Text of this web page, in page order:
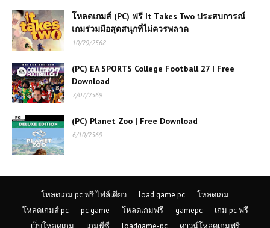
(PC) Assassin's Creed III
Remastered | Free Download
(PC) Total War WARHAMMER II |
Free Download
(PC) FIFA 15 PC | Free
(PC) Total War: Three Kingdoms |
Google Drive | MegaUp.net
โหลดเกมส์ (PC) ฟรี It Takes Two ประสบการณ์
เกมร่วมมือสุดสนุกที่ไม่ควรพลาด
10/29/2568
(PC) EA SPORTS College Football 27 | Free
Download
7/07/2569
(PC) Planet Zoo | Free Download
6/10/2569
โหลดเกม pc ฟรี ไฟล์เดียว load game pc
โหลดเกม
โหลดเกมส์ pc
pc game โหลดเกมฟรี gamepc
เกม pc ฟรี
เว็บโหลดเกม
เกมพีซี loadgame-pc ดาวน์โหลดเกมฟรี